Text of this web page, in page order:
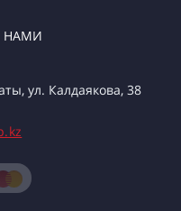
НАМИ
ул. Калдаякова, 38